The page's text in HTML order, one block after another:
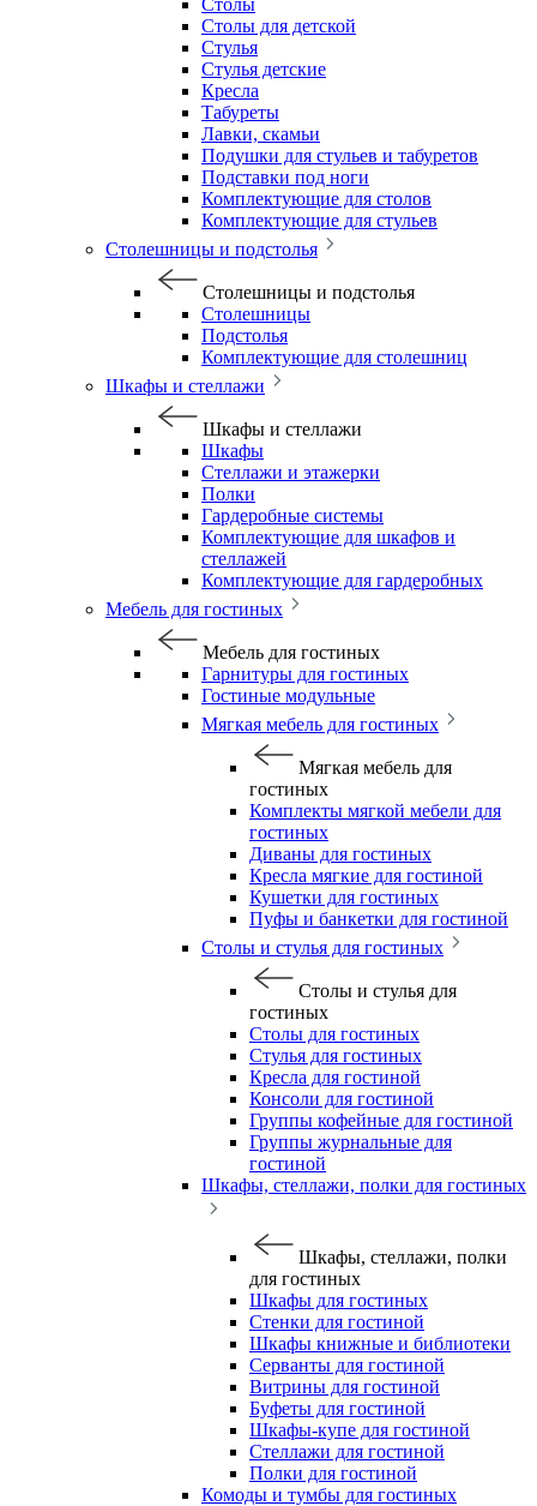
Столы
Столы для детской
Стулья
Стулья детские
Кресла
Табуреты
Лавки, скамьи
Подушки для стульев и табуретов
Подставки под ноги
Комплектующие для столов
Комплектующие для стульев
Столешницы и подстолья
Столешницы и подстолья
Столешницы
Подстолья
Комплектующие для столешниц
Шкафы и стеллажи
Шкафы и стеллажи
Шкафы
Стеллажи и этажерки
Полки
Гардеробные системы
Комплектующие для шкафов и
стеллажей
Комплектующие для гардеробных
Мебель для гостиных
Мебель для гостиных
Гарнитуры для гостиных
Гостиные модульные
Мягкая мебель для гостиных
Мягкая мебель для
гостиных
Комплекты мягкой мебели для
гостиных
Диваны для гостиных
Кресла мягкие для гостиной
Кушетки для гостиных
Пуфы и банкетки для гостиной
Столы и стулья для гостиных
Столы и стулья для
гостиных
Столы для гостиных
Стулья для гостиных
Кресла для гостиной
Консоли для гостиной
Группы кофейные для гостиной
Группы журнальные для
гостиной
Шкафы, стеллажи, полки для гостиных
Шкафы, стеллажи, полки
для гостиных
Шкафы для гостиных
Стенки для гостиной
Шкафы книжные и библиотеки
Серванты для гостиной
Витрины для гостиной
Буфеты для гостиной
Шкафы-купе для гостиной
Стеллажи для гостиной
Полки для гостиной
Комоды и тумбы для гостиных